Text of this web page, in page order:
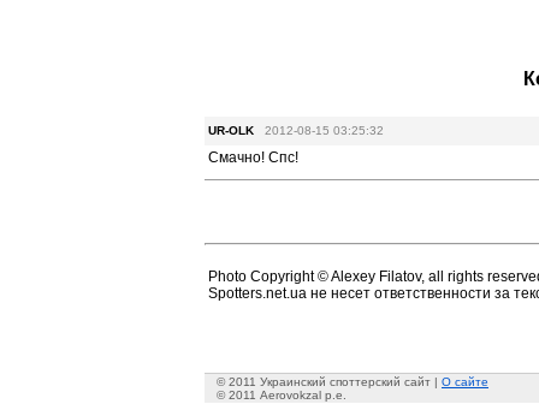
UR-OLK 2012-08-15 03:25:32
Смачно! Спс!
Photo Copyright © Alexey Filatov, all rights
Spotters.net.ua не несет ответственности за
© 2011 Украинский споттерский сайт | О сайте
© 2011 Aerovokzal p.e.